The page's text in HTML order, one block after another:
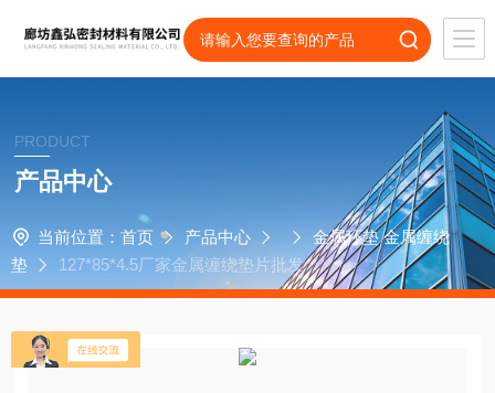
PRODUCT
产品中心
当前位置： 首页 产品中心
金属环垫 金属缠绕
垫
127*85*4.5厂家金属缠绕垫片批发